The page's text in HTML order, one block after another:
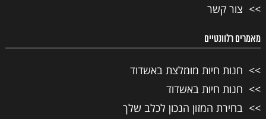
צור קשר
מאמרים רלוונטיים
חנות חיות מומלצת באשדוד
חנות חיות באשדוד
בחירת המזון הנכון לכלב שלך